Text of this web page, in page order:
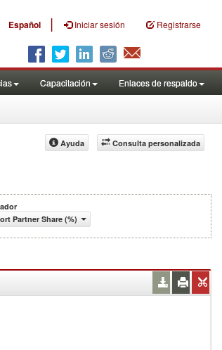
Español | Iniciar sesión Registrarse
Capacitación Enlaces de respaldo
Consulta personalizada
Ayuda
Partner Share (%)